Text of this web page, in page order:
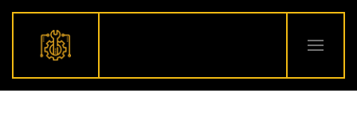
Skip to main content